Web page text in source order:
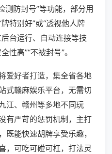
测防封号”等功能，部分用
特别好”或“透视他人牌
台运行、自动连接等技
性高”“不被封号”。
爱好者打造，集全省各地
式赣麻娱乐平台，无需切
江、赣州等多地不同玩
有严苛的惩罚机制，主打
既能快速胡牌享受乐趣，
，可吃可碰可杠，打法灵